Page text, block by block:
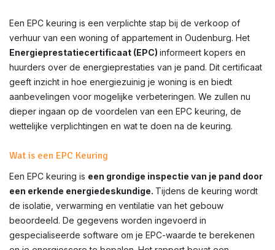
Een EPC keuring is een verplichte stap bij de verkoop of
verhuur van een woning of appartement in Oudenburg. Het
Energieprestatiecertificaat (EPC) informeert kopers en
huurders over de energieprestaties van je pand. Dit certificaat
geeft inzicht in hoe energiezuinig je woning is en biedt
aanbevelingen voor mogelijke verbeteringen. We zullen nu
dieper ingaan op de voordelen van een EPC keuring, de
wettelijke verplichtingen en wat te doen na de keuring.
Wat is een EPC Keuring
Een EPC keuring is een grondige inspectie van je pand door
een erkende energiedeskundige. Tijdens de keuring wordt
de isolatie, verwarming en ventilatie van het gebouw
beoordeeld. De gegevens worden ingevoerd in
gespecialiseerde software om je EPC-waarde te berekenen